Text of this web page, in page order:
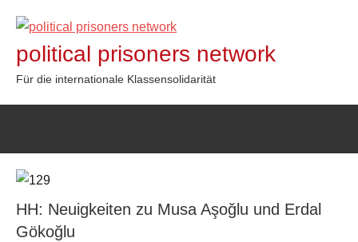
Inhalt
springen
political prisoners network
Für die internationale Klassensolidarität
HH: Neuigkeiten zu Musa Aşoğlu und Erdal
Gökoğlu